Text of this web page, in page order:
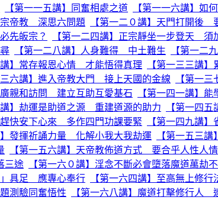
【第一一五講】同奮相處之道 【第一一六講】如
宗帝教 深思六問題 【第一二０講】天門打開後
先皈宗？ 【第一二四講】正宗靜坐一步登天 須
【第一二八講】人身難得 中土難生 【第一二
講】常存報恩心情 才能悟得真理 【第一三三講
三六講】進入帝教大門 接上天國的金線 【第一
廣親和訪問 建立互助互愛基石 【第一四一講】
講】劫運是助道之源 重建道源的助力 【第一四
趕快安下心來 多作四門功課要緊 【第一四九講
】發揮祈誦力量 化解小我大我劫運 【第一五三
【第一五六講】天帝教佈道方式 要合乎人性人情
三途 【第一六０講】淫念不斷必會墮落魔道萬劫
」具足 應專心奉行 【第一六四講】至高無上修行
測驗同奮悟性 【第一六八講】魔道打擊修行人